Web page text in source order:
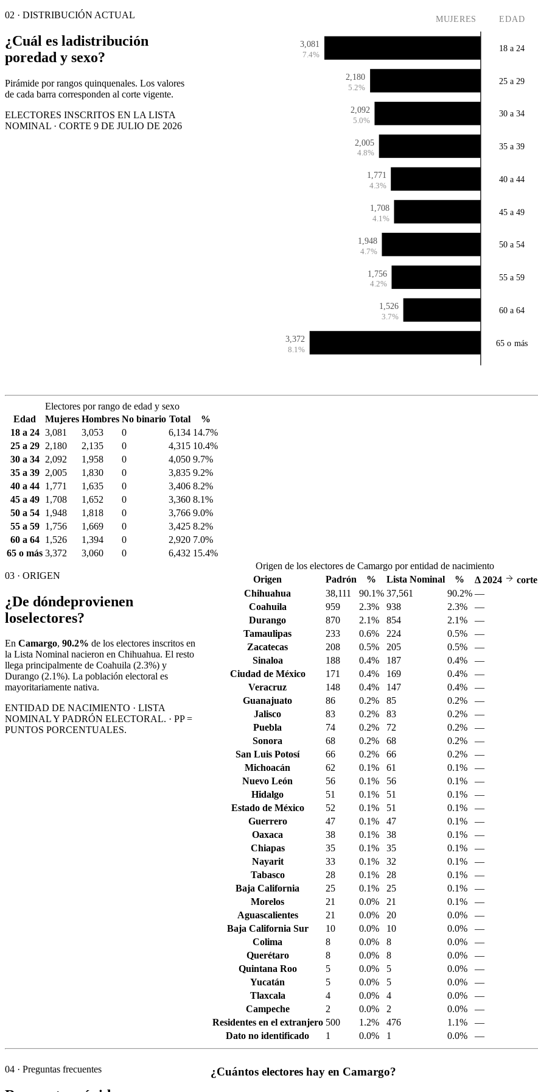
02 · DISTRIBUCIÓN ACTUAL
¿Cuál es ladistribución
poredad y sexo?
Pirámide por rangos quinquenales. Los valores
de cada barra corresponden al corte vigente.
ELECTORES INSCRITOS EN LA LISTA
NOMINAL · CORTE 9 DE JULIO DE 2026
MUJERES EDAD
3,081
7.4%
18 a 24
2,180
5.2%
25 a 29
2,092
5.0%
30 a 34
2,005
4.8%
35 a 39
1,771
4.3%
40 a 44
1,708
4.1%
45 a 49
1,948
4.7%
50 a 54
1,756
4.2%
55 a 59
1,526
3.7%
60 a 64
3,372
8.1%
65 o más
Electores por rango de edad y sexo
Edad
Mujeres Hombres No binario Total
%
18 a 24 3,081 3,053 0 6,134 14.7%
25 a 29
2,180 2,135 0 4,315 10.4%
30 a 34
2,092 1,958 0 4,050 9.7%
35 a 39
2,005 1,830 0 3,835 9.2%
40 a 44
1,771 1,635 0 3,406 8.2%
45 a 49
1,708 1,652 0 3,360 8.1%
50 a 54
1,948 1,818 0 3,766 9.0%
55 a 59
1,756 1,669 0 3,425 8.2%
60 a 64
1,526 1,394 0 2,920 7.0%
65 o más 3,372 3,060 0 6,432 15.4%
03 · ORIGEN
¿De dóndeprovienen
loselectores?
En Camargo, 90.2% de los electores inscritos en
la Lista Nominal nacieron en Chihuahua. El resto
llega principalmente de Coahuila (2.3%) y
Durango (2.1%). La población electoral es
mayoritariamente nativa.
ENTIDAD DE NACIMIENTO · LISTA
NOMINAL Y PADRÓN ELECTORAL. · PP =
PUNTOS PORCENTUALES.
Origen de los electores de Camargo por entidad de nacimiento
Origen
Padrón % Lista Nominal % Δ2024
corte
Chihuahua
38,111 90.1% 37,561 90.2% —
Coahuila
959 2.3% 938 2.3%
—
Durango
870 2.1% 854 2.1%
—
Tamaulipas
233 0.6% 224 0.5%
—
Zacatecas
208 0.5% 205 0.5%
—
Sinaloa
188 0.4% 187 0.4%
—
Ciudad de México
171 0.4% 169 0.4%
—
Veracruz
148 0.4% 147 0.4%
—
Guanajuato
86 0.2% 85 0.2%
—
Jalisco
83 0.2% 83 0.2%
—
Puebla
74 0.2% 72 0.2%
—
Sonora
68 0.2% 68 0.2%
—
San Luis Potosí
66 0.2% 66 0.2%
—
Michoacán
62 0.1% 61 0.1%
—
Nuevo León
56 0.1% 56 0.1%
—
Hidalgo
51 0.1% 51 0.1%
—
Estado de México
52 0.1% 51 0.1%
—
Guerrero
47 0.1% 47 0.1%
—
Oaxaca
38 0.1% 38 0.1%
—
Chiapas
35 0.1% 35 0.1%
—
Nayarit
33 0.1% 32 0.1%
—
Tabasco
28 0.1% 28 0.1%
—
Baja California
25 0.1% 25 0.1%
—
Morelos
21 0.0% 21 0.1%
—
Aguascalientes
21 0.0% 20 0.0%
—
Baja California Sur
10 0.0% 10 0.0%
—
Colima
8 0.0% 8 0.0%
—
Querétaro
8 0.0% 8 0.0%
—
Quintana Roo
5 0.0% 5 0.0%
—
Yucatán
5 0.0% 5 0.0%
—
Tlaxcala
4 0.0% 4 0.0%
—
Campeche
2 0.0% 2 0.0%
—
Residentes en el extranjero 500 1.2% 476 1.1%
—
Dato no identificado
1 0.0% 1 0.0% —
04 · Preguntas frecuentes ¿Cuántos electores hay en Camargo?